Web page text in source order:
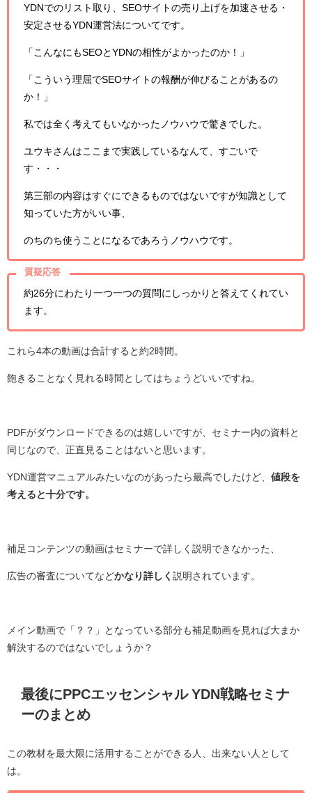
YDNでのリスト取り、SEOサイトの売り上げを加速させる・
安定させるYDN運営法についてです。
「こんなにもSEOとYDNの相性がよかったのか！」
「こういう理屈でSEOサイトの報酬が伸びることがあるの
か！」
私では全く考えてもいなかったノウハウで驚きでした。
ユウキさんはここまで実践しているなんて、すごいで
す・・・
第三部の内容はすぐにできるものではないですが知識として
知っていた方がいい事、
のちのち使うことになるであろうノウハウです。
質疑応答
約26分にわたり一つ一つの質問にしっかりと答えてくれてい
ます。
これら4本の動画は合計すると約2時間。
飽きることなく見れる時間としてはちょうどいいですね。
PDFがダウンロードできるのは嬉しいですが、セミナー内の資料と
同じなので、正直見ることはないと思います。
YDN運営マニュアルみたいなのがあったら最高でしたけど、 値段を
考えると十分です。
補足コンテンツの動画はセミナーで詳しく説明できなかった、
広告の審査についてなどかなり詳しく 説明されています。
メイン動画で「？？」となっている部分も補足動画を見れば大まか
解決するのではないでしょうか？
最後にPPCエッセンシャル YDN戦略セミナ
ーのまとめ
この教材を最大限に活用することができる人、出来ない人として
は。